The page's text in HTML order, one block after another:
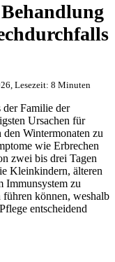
Lesezeit: 8 Minuten
der Familie der
Ursachen für
Wintermonaten zu
wie Erbrechen
zwei bis drei Tagen
Kleinkindern, älteren
Immunsystem zu
können, weshalb
entscheidend